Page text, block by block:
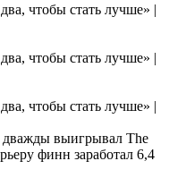
дважды выигрывал The
финн заработал 6,4